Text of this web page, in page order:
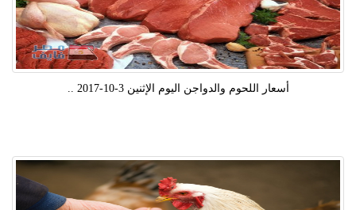
أسعار اللحوم والدواجن اليوم الإثنين 3-10-2017 ..